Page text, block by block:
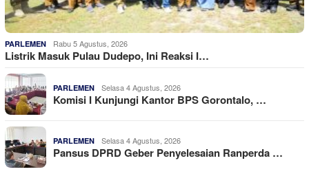
PARLEMEN Rabu 5 Agustus, 2026
Listrik Masuk Pulau Dudepo, Ini Reaksi I…
PARLEMEN Selasa 4 Agustus, 2026
Komisi I Kunjungi Kantor BPS Gorontalo, …
PARLEMEN Selasa 4 Agustus, 2026
Pansus DPRD Geber Penyelesaian Ranperda …